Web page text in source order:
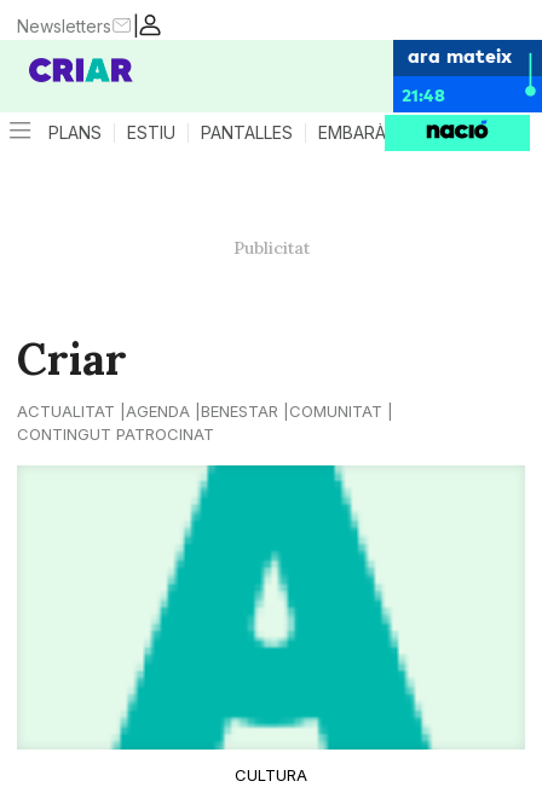
|
Newsletters
ara mateix
21:48
PLANS ESTIU PANTALLES EMBARÀS CRIANÇA
Criar
ACTUALITAT AGENDA BENESTAR
COMUNITAT
CONTINGUT PATROCINAT
CULTURA